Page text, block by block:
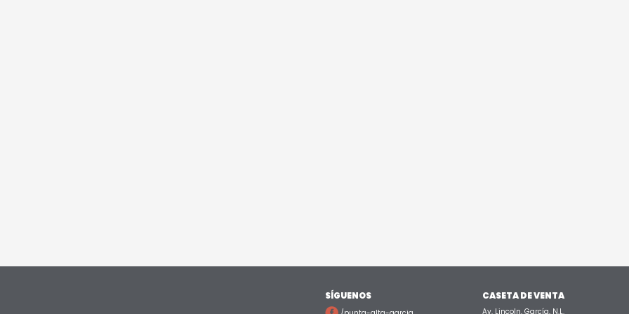
SÍGUENOS CASETA DE VENTA
Av. Lincoln, García, N.L.